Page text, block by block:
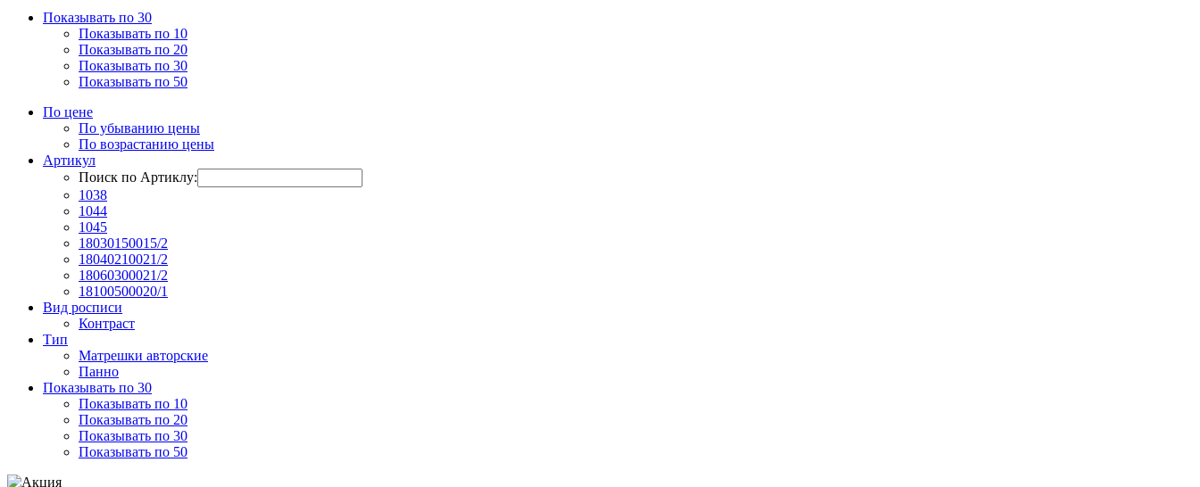
Показывать по 30
Показывать по 10
Показывать по 20
Показывать по 30
Показывать по 50
По цене
По убыванию цены
По возрастанию цены
Артикул
Поиск по Артиклу:
1038
1044
1045
18030150015/2
18040210021/2
18060300021/2
18100500020/1
Вид росписи
Контраст
Тип
Матрешки авторские
Панно
Показывать по 30
Показывать по 10
Показывать по 20
Показывать по 30
Показывать по 50